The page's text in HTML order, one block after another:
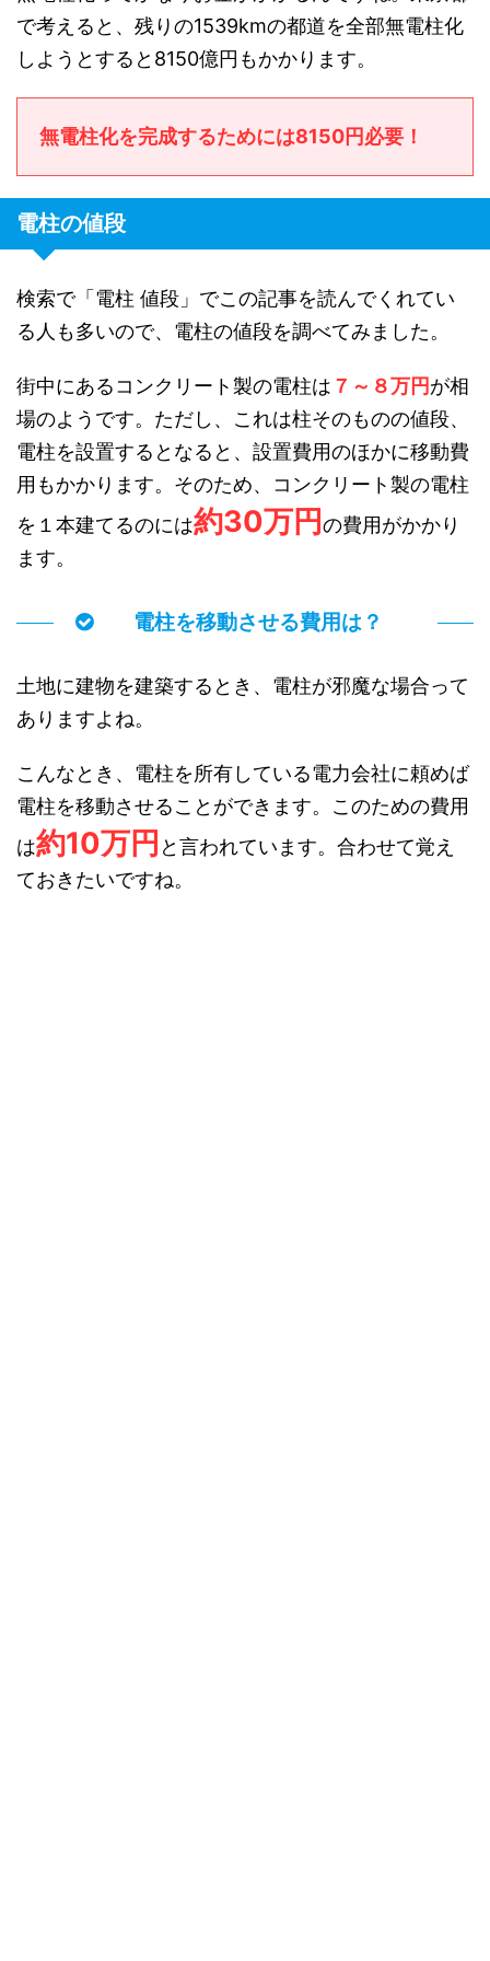
で考えると、残りの1539kmの都道を全部無電柱化
しようとすると8150億円もかかります。
無電柱化を完成するためには8150円必要！
電柱の値段
検索で「電柱 値段」でこの記事を読んでくれてい
る人も多いので、電柱の値段を調べてみました。
街中にあるコンクリート製の電柱は ７～８万円が相
場のようです。ただし、これは柱そのものの値段、
電柱を設置するとなると、設置費用のほかに移動費
用もかかります。そのため、コンクリート製の電柱
を１本建てるのには約30万円 の費用がかかり
ます。
電柱を移動させる費用は？
土地に建物を建築するとき、電柱が邪魔な場合って
ありますよね。
こんなとき、電柱を所有している電力会社に頼めば
電柱を移動させることができます。このための費用
は約10万円 と言われています。合わせて覚え
ておきたいですね。